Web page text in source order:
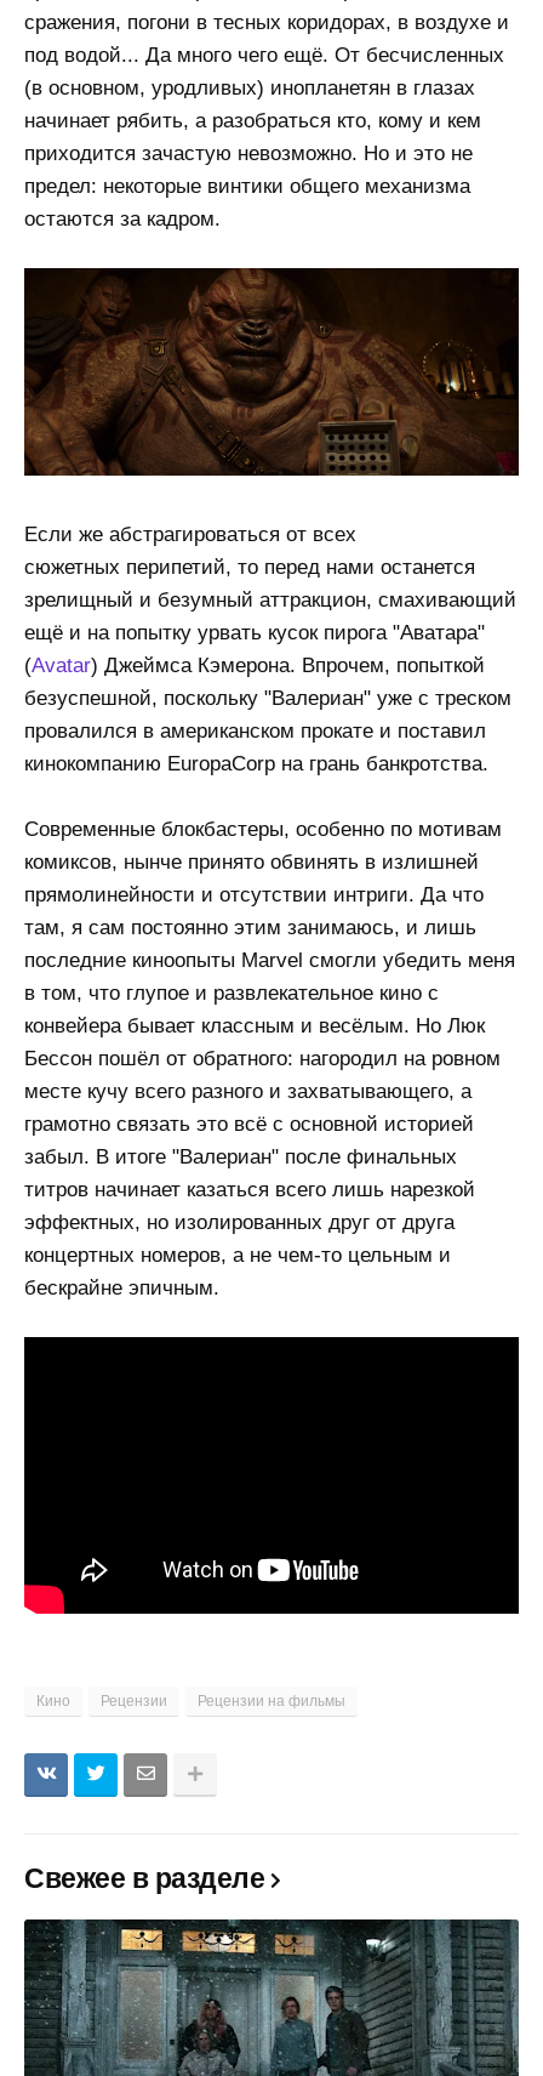
сражения, погони в тесных коридорах, в воздухе и
под водой... Да много чего ещё. От бесчисленных
(в основном, уродливых) инопланетян в глазах
начинает рябить, а разобраться кто, кому и кем
приходится зачастую невозможно. Но и это не
предел: некоторые винтики общего механизма
остаются за кадром.
Если же абстрагироваться от всех
сюжетных перипетий, то перед нами останется
зрелищный и безумный аттракцион, смахивающий
ещё и на попытку урвать кусок пирога "Аватара"
(Avatar) Джеймса Кэмерона. Впрочем, попыткой
безуспешной, поскольку "Валериан" уже с треском
провалился в американском прокате и поставил
кинокомпанию EuropaCorp на грань банкротства.
Современные блокбастеры, особенно по мотивам
комиксов, нынче принято обвинять в излишней
прямолинейности и отсутствии интриги. Да что
там, я сам постоянно этим занимаюсь, и лишь
последние киноопыты Marvel смогли убедить меня
в том, что глупое и развлекательное кино с
конвейера бывает классным и весёлым. Но Люк
Бессон пошёл от обратного: нагородил на ровном
месте кучу всего разного и захватывающего, а
грамотно связать это всё с основной историей
забыл. В итоге "Валериан" после финальных
титров начинает казаться всего лишь нарезкой
эффектных, но изолированных друг от друга
концертных номеров, а не чем-то цельным и
бескрайне эпичным.
Кино Рецензии Рецензии на фильмы
Свежее в разделе